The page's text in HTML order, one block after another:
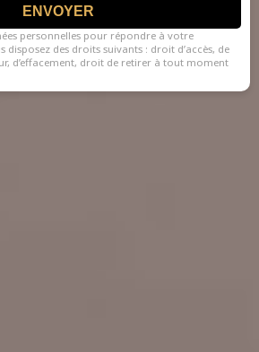
ENVOYER
personnelles pour répondre à votre
disposez des droits suivants : droit d’accès, de
d’effacement, droit de retirer à tout moment